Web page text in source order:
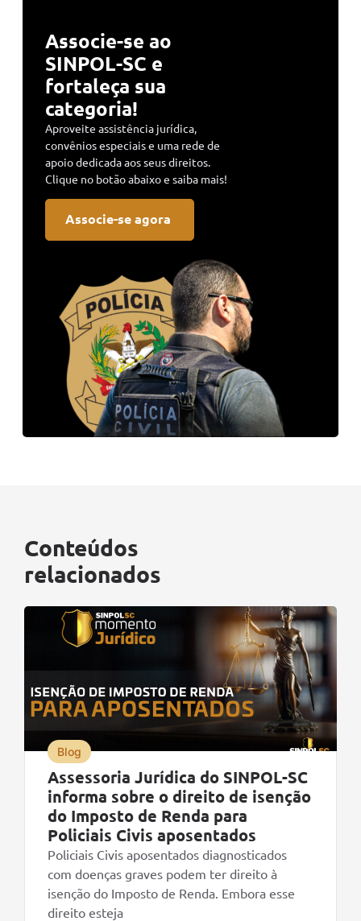
Associe-se ao
SINPOL-SC e
fortaleça sua
categoria!
Aproveite assistência jurídica,
convênios especiais e uma rede de
apoio dedicada aos seus direitos.
Clique no botão abaixo e saiba mais!
Associe-se agora
Conteúdos
relacionados
Blog
Assessoria Jurídica do SINPOL-SC
informa sobre o direito de isenção
do Imposto de Renda para
Policiais Civis aposentados
Policiais Civis aposentados diagnosticados
com doenças graves podem ter direito à
isenção do Imposto de Renda. Embora esse
direito esteja